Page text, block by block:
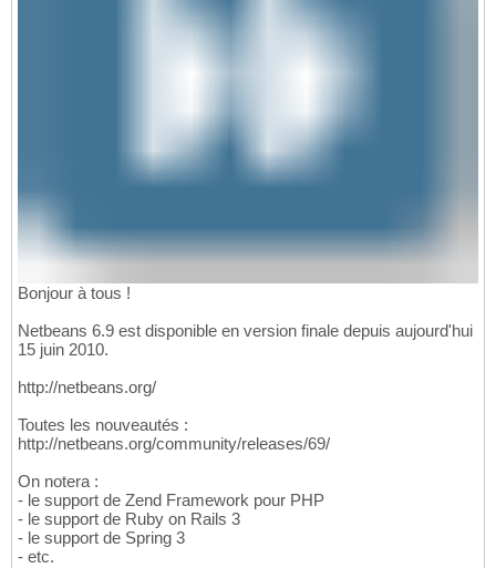
Bonjour à tous !
Netbeans 6.9 est disponible en version finale depuis aujourd'hui
15 juin 2010.
http://netbeans.org/
Toutes les nouveautés :
http://netbeans.org/community/releases/69/
On notera :
- le support de Zend Framework pour PHP
- le support de Ruby on Rails 3
- le support de Spring 3
- etc.